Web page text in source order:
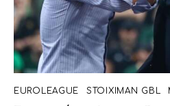
EUROLEAGUE STOIXIMAN GBL